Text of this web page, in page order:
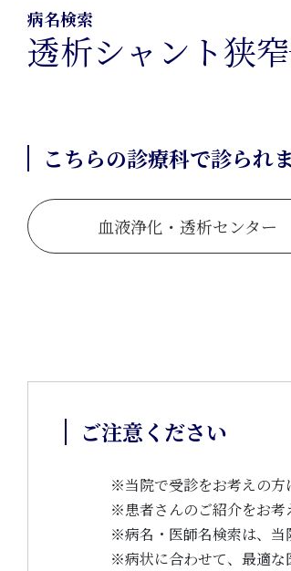
病名検索
透析シャント狭窄
こちらの診療科で診られ
血液浄化・透析センター
ご注意ください
※当院で受診をお考えの方
※患者さんのご紹介をお考
※病名・医師名検索は、当
※病状に合わせて、最適な